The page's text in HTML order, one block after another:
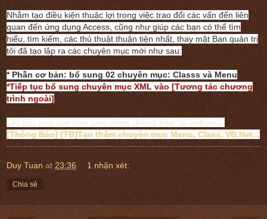
Nhằm tạo điều kiện thuậc lợi trong việc trao đổi các vấn đến liên
quan đến ứng dụng Access, cũng như giúp các bạn có thể tìm
hiểu, tìm kiếm, các thủ thuật thuận tiện nhất, thay mặt Ban quản trị
tôi đã tạo lập ra các chuyên mục mới như sau:
* Phần cơ bản: bổ sung 02 chuyên mục: Classs và Menu
*Tiếp tục bổ sung chuyên mục XML vào [Tương tác chương
trình ngoài]
Chi tiết mời các bạn xem thêm thông báo tại link sau:
[Thông Báo] [TB]Tạo thêm chuyên mục Menu, Class, VB.Net...
Duy Tuan at 23:36 1 nhận xét:
Chia sẻ